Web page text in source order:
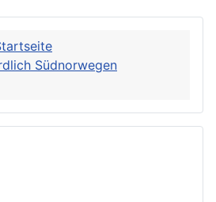
Südnorwegen